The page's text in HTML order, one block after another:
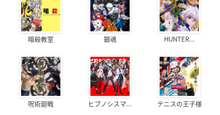
暗殺教室 銀魂 HUNTER...
呪術廻戦 ヒプノシスマ... テニスの王子様